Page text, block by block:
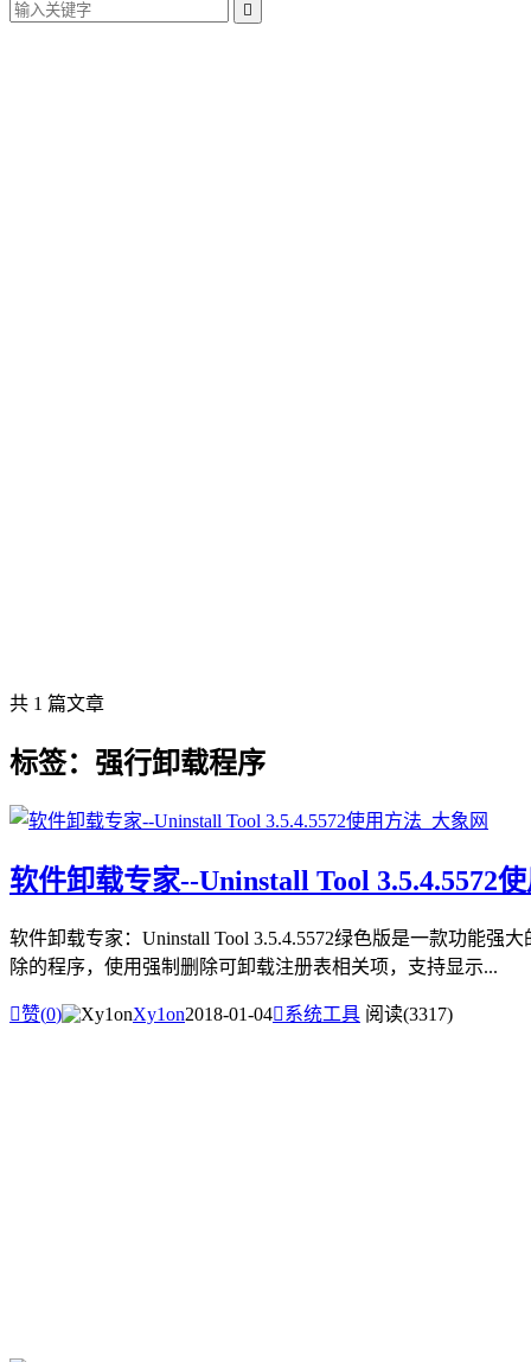

共 1 篇文章
标签：强行卸载程序
软件卸载专家--Uninstall Tool 3.5.4.5572
软件卸载专家：Uninstall Tool 3.5.4.5572绿色版是一款功能强
除的程序，使用强制删除可卸载注册表相关项，支持显示...
赞(0) Xy1on2018-01-04系统工具 阅读(3317)